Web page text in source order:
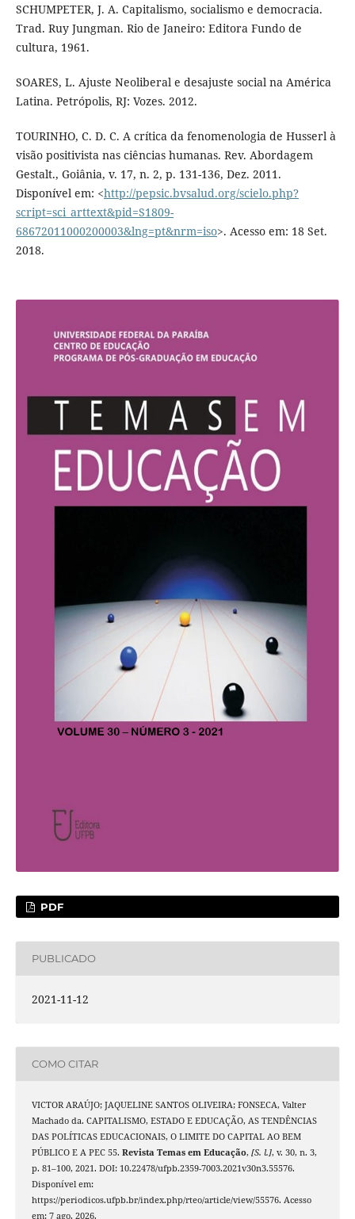
SCHUMPETER, J. A. Capitalismo, socialismo e democracia.
Trad. Ruy Jungman. Rio de Janeiro: Editora Fundo de
cultura, 1961.
SOARES, L. Ajuste Neoliberal e desajuste social na América
Latina. Petrópolis, RJ: Vozes. 2012.
TOURINHO, C. D. C. A crítica da fenomenologia de Husserl à
visão positivista nas ciências humanas. Rev. Abordagem
Gestalt., Goiânia, v. 17, n. 2, p. 131-136, Dez. 2011.
Disponível em: <http://pepsic.bvsalud.org/scielo.php?
script=sci_arttext&pid=S1809-
68672011000200003&lng=pt&nrm=iso>. Acesso em: 18 Set.
2018.
PDF
PUBLICADO
2021-11-12
COMO CITAR
VICTOR ARAÚJO; JAQUELINE SANTOS OLIVEIRA; FONSECA, Valter
Machado da. CAPITALISMO, ESTADO E EDUCAÇÃO, AS TENDÊNCIAS
DAS POLÍTICAS EDUCACIONAIS, O LIMITE DO CAPITAL AO BEM
PÚBLICO E A PEC 55. Revista Temas em Educação, [S. l.], v. 30, n. 3,
p. 81–100, 2021. DOI: 10.22478/ufpb.2359-7003.2021v30n3.55576.
Disponível em:
https://periodicos.ufpb.br/index.php/rteo/article/view/55576. Acesso
em: 7 ago. 2026.